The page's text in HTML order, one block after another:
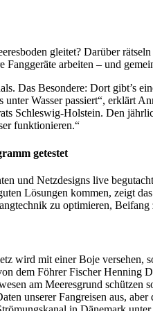
gleitet? Darüber
arbeiten – und
Das Besondere: Dort gibt’s
Wasser passiert“, erklärt
Schleswig-Holstein. Den
funktionieren.“
getestet
und Netzdesigns live
Lösungen kommen, zeigt
zu optimieren,
wird mit einer Boje versehen,
dem Föhrer Fischer
am Meeresgrund
unserer Fangreisen aus,